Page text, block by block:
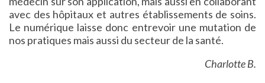
avec des hôpitaux et autres établissements de soins.
Le numérique laisse donc entrevoir une mutation de
nos pratiques mais aussi du secteur de la santé.
Charlotte B.